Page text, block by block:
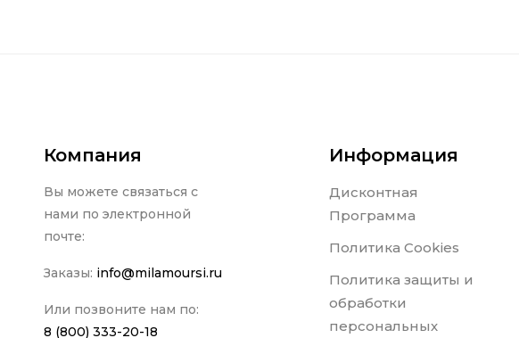
Компания
Вы можете связаться с
нами по электронной
почте:
Заказы: info@milamoursi.ru
Или позвоните нам по:
8 (800) 333-20-18
Информация
Дисконтная
Программа
Политика Cookies
Политика защиты и
обработки
персональных